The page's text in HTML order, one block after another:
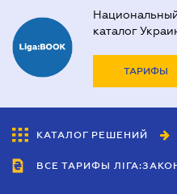
каталог
ТАРИФЫ
КАТАЛОГ РЕШЕНИЙ
ВСЕ ТАРИФЫ